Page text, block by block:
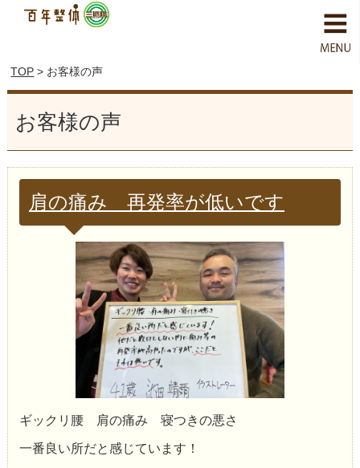
TOP > お客様の声
お客様の声
肩の痛み 再発率が低いです
ギックリ腰 肩の痛み 寝つきの悪さ
一番良い所だと感じています！